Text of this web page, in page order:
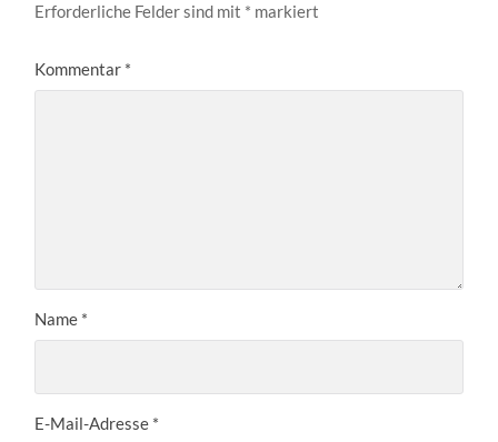
Erforderliche Felder sind mit * markiert
Kommentar *
Name *
E-Mail-Adresse *